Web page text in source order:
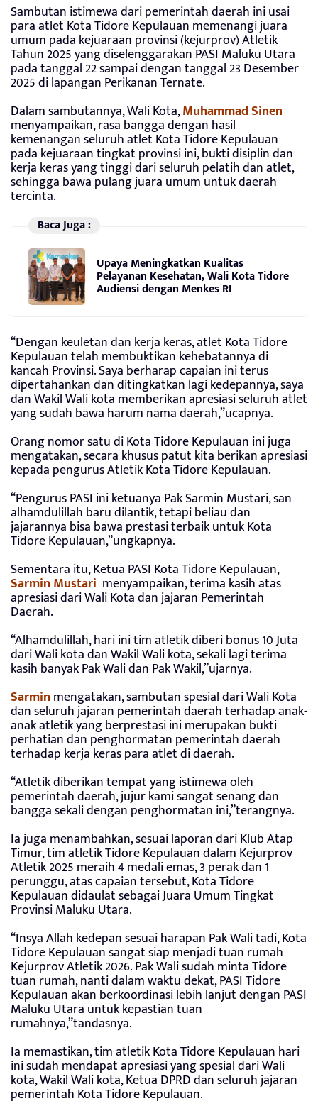
Sambutan istimewa dari pemerintah daerah ini usai
para atlet Kota Tidore Kepulauan memenangi juara
umum pada kejuaraan provinsi (kejurprov) Atletik
Tahun 2025 yang diselenggarakan PASI Maluku Utara
pada tanggal 22 sampai dengan tanggal 23 Desember
2025 di lapangan Perikanan Ternate.
Dalam sambutannya, Wali Kota,Muhammad Sinen
menyampaikan, rasa bangga dengan hasil
kemenangan seluruh atlet Kota Tidore Kepulauan
pada kejuaraan tingkat provinsi ini, bukti disiplin dan
kerja keras yang tinggi dari seluruh pelatih dan atlet,
sehingga bawa pulang juara umum untuk daerah
tercinta.
Baca Juga :
Upaya Meningkatkan Kualitas
Pelayanan Kesehatan, Wali Kota Tidore
Audiensi dengan Menkes RI
“Dengan keuletan dan kerja keras, atlet Kota Tidore
Kepulauan telah membuktikan kehebatannya di
kancah Provinsi. Saya berharap capaian ini terus
dipertahankan dan ditingkatkan lagi kedepannya, saya
dan Wakil Wali kota memberikan apresiasi seluruh atlet
yang sudah bawa harum nama daerah,”ucapnya.
Orang nomor satu di Kota Tidore Kepulauan ini juga
mengatakan, secara khusus patut kita berikan apresiasi
kepada pengurus Atletik Kota Tidore Kepulauan.
“Pengurus PASI ini ketuanya Pak Sarmin Mustari, san
alhamdulillah baru dilantik, tetapi beliau dan
jajarannya bisa bawa prestasi terbaik untuk Kota
Tidore Kepulauan,”ungkapnya.
Sementara itu, Ketua PASI Kota Tidore Kepulauan,
Sarmin Mustari menyampaikan, terima kasih atas
apresiasi dari Wali Kota dan jajaran Pemerintah
Daerah.
“Alhamdulillah, hari ini tim atletik diberi bonus 10 Juta
dari Wali kota dan Wakil Wali kota, sekali lagi terima
kasih banyak Pak Wali dan Pak Wakil,”ujarnya.
Sarmin mengatakan, sambutan spesial dari Wali Kota
dan seluruh jajaran pemerintah daerah terhadap anak-
anak atletik yang berprestasi ini merupakan bukti
perhatian dan penghormatan pemerintah daerah
terhadap kerja keras para atlet di daerah.
“Atletik diberikan tempat yang istimewa oleh
pemerintah daerah, jujur kami sangat senang dan
bangga sekali dengan penghormatan ini,”terangnya.
Ia juga menambahkan, sesuai laporan dari Klub Atap
Timur, tim atletik Tidore Kepulauan dalam Kejurprov
Atletik 2025 meraih 4 medali emas, 3 perak dan 1
perunggu, atas capaian tersebut, Kota Tidore
Kepulauan didaulat sebagai Juara Umum Tingkat
Provinsi Maluku Utara.
“Insya Allah kedepan sesuai harapan Pak Wali tadi, Kota
Tidore Kepulauan sangat siap menjadi tuan rumah
Kejurprov Atletik 2026. Pak Wali sudah minta Tidore
tuan rumah, nanti dalam waktu dekat, PASI Tidore
Kepulauan akan berkoordinasi lebih lanjut dengan PASI
Maluku Utara untuk kepastian tuan
rumahnya,”tandasnya.
Ia memastikan, tim atletik Kota Tidore Kepulauan hari
ini sudah mendapat apresiasi yang spesial dari Wali
kota, Wakil Wali kota, Ketua DPRD dan seluruh jajaran
pemerintah Kota Tidore Kepulauan.